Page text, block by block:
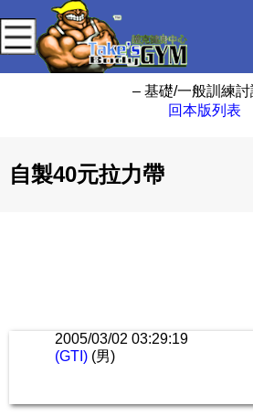
– 基礎/一般訓練討
回本版列表
自製40元拉力帶
2005/03/02 03:29:19
(GTI) (男)